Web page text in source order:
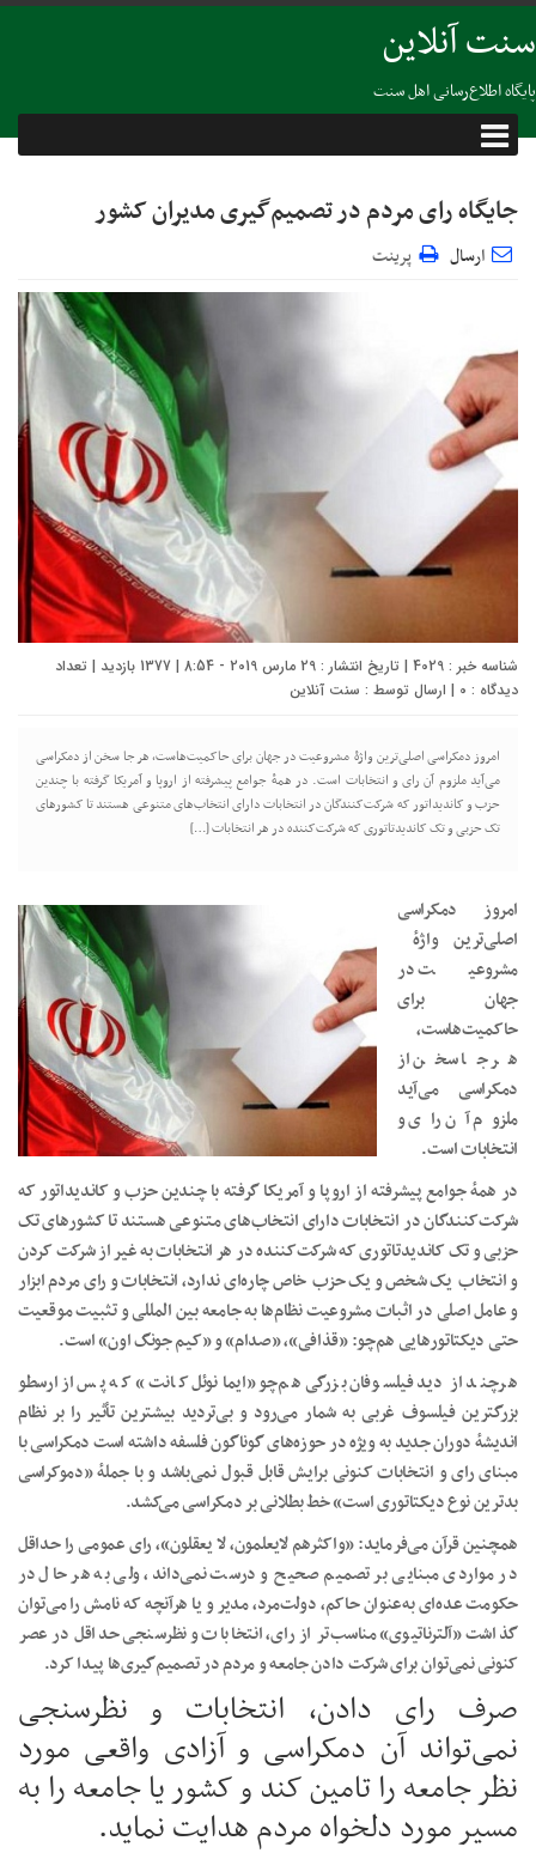
سنت آنلاین
پایگاه اطلاع‌رسانی اهل سنت
جایگاه رای مردم در تصمیم‌گیری مدیران کشور
ارسال پرینت
شناسه خبر : 4029 | تاریخ انتشار : 29 مارس 2019 - 8:54 | 1377 بازدید | تعداد
دیدگاه : 0 | ارسال توسط : سنت آنلاین
امروز دمکراسی اصلی‌ترین واژهٔ مشروعیت در جهان برای حاکمیت‌هاست، هر جا سخن از دمکراسی
می‌آید ملزوم آن رای و انتخابات است. در همهٔ جوامع پیشرفته از اروپا و آمریکا گرفته با چندین
حزب و کاندیداتور که شرکت‌کنندگان در انتخابات دارای انتخاب‌های متنوعی هستند تا کشورهای
تک حزبی و تک کاندیدتاتوری که شرکت‌کننده در هر انتخابات […]
امروز دمکراسی
اصلی‌ترین واژهٔ
مشروعیت در
جهان برای
حاکمیت‌هاست،
هر جا سخن از
دمکراسی می‌آید
ملزوم آن رای و
انتخابات است.
در همهٔ جوامع پیشرفته از اروپا و آمریکا گرفته با چندین حزب و کاندیداتور که
شرکت‌کنندگان در انتخابات دارای انتخاب‌های متنوعی هستند تا کشورهای تک
حزبی و تک کاندیدتاتوری که شرکت‌کننده در هر انتخابات به غیر از شرکت کردن
و انتخاب یک شخص و یک حزب خاص چاره‌ای ندارد، انتخابات و رای مردم ابزار
و عامل اصلی در اثبات مشروعیت نظام‌ها به جامعه بین المللی و تثبیت موقعیت
حتی دیکتاتورهایی هم‌چو: «قذافی»، «صدام» و «کیم جونگ اون» است.
هرچند از دید فیلسوفان بزرگی هم‌چو «ایمانوئل کانت» که پس از ارسطو
بزرگترین فیلسوف غربی به شمار می‌رود و بی‌ترديد بيشترين تأثير را بر نظام
انديشهٔ دوران جديد به ويژه در حوزه‌های گوناگون فلسفه داشته است دمکراسی با
مبنای رای و انتخابات کنونی برایش قابل قبول نمی‌باشد و با جملهٔ «دموکراسی
بدترین نوع دیکتاتوری است» خط بطلانی بر دمکراسی می‌کشد.
همچنین قرآن می‌فرماید: «واکثرهم لایعلمون، لا یعقلون»، رای عمومی را حداقل
در مواردی مبنایی بر تصمیم صحیح و درست نمی‌داند، ولی به هر حال در
حکومت عده‌ای به‌عنوان حاکم، دولت‌مرد، مدیر و یا هرآنچه که نامش را می‌توان
گذاشت «آلترناتیوی» مناسب‌تر از رای، انتخابات و نظرسنجی حداقل در عصر
کنونی نمی‌توان برای شرکت دادن جامعه و مردم در تصمیم‌گیری‌ها پیدا کرد.
صرف رای دادن، انتخابات و نظرسنجی
نمی‌تواند آن دمکراسی و آزادی واقعی مورد
نظر جامعه را تامین کند و کشور یا جامعه را به
مسیر مورد دلخواه مردم هدایت نماید.